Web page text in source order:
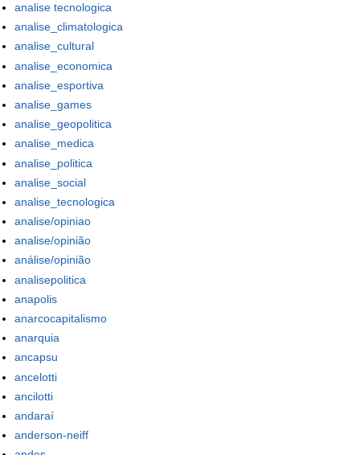
analise tecnologica
analise_climatologica
analise_cultural
analise_economica
analise_esportiva
analise_games
analise_geopolitica
analise_medica
analise_politica
analise_social
analise_tecnologica
analise/opiniao
analise/opinião
análise/opinião
analisepolitica
anapolis
anarcocapitalismo
anarquia
ancapsu
ancelotti
ancilotti
andaraí
anderson-neiff